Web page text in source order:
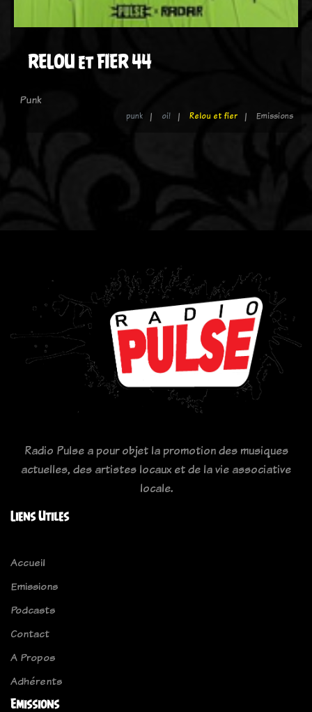
RELOU et FIER 44
Punk
punk oi! Relou et fier Emissions
Radio Pulse a pour objet la promotion des musiques
actuelles, des artistes locaux et de la vie associative
locale.
Liens Utiles
Accueil
Emissions
Podcasts
Contact
A Propos
Adhérents
Emissions